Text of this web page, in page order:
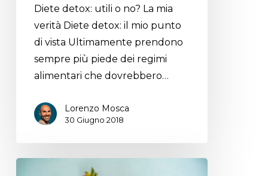
Diete detox: utili o no? La mia
verità Diete detox: il mio punto
di vista Ultimamente prendono
sempre più piede dei regimi
alimentari che dovrebbero…
Lorenzo Mosca
30 Giugno 2018